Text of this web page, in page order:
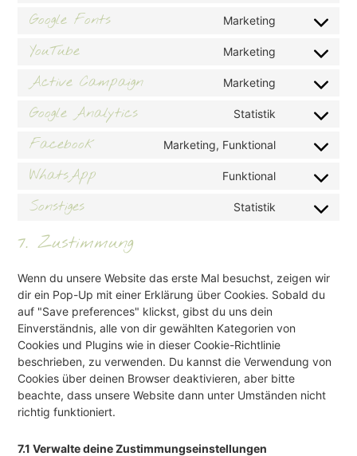
Google Fonts Marketing
YouTube Marketing
Active Campaign Marketing
Google Analytics Statistik
Facebook Marketing, Funktional
WhatsApp Funktional
Sonstiges Statistik
7. Zustimmung
Wenn du unsere Website das erste Mal besuchst, zeigen wir
dir ein Pop-Up mit einer Erklärung über Cookies. Sobald du
auf "Save preferences" klickst, gibst du uns dein
Einverständnis, alle von dir gewählten Kategorien von
Cookies und Plugins wie in dieser Cookie-Richtlinie
beschrieben, zu verwenden. Du kannst die Verwendung von
Cookies über deinen Browser deaktivieren, aber bitte
beachte, dass unsere Website dann unter Umständen nicht
richtig funktioniert.
7.1 Verwalte deine Zustimmungseinstellungen